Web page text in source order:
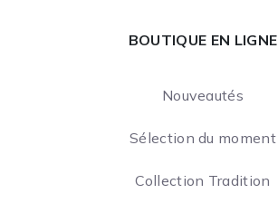
BOUTIQUE EN LIGNE
Nouveautés
Sélection du moment
Collection Tradition